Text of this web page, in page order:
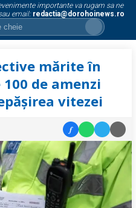
importante va rugam sa ne
email: redactia@dorohoinews.ro
mărite în
de amenzi
vitezei
f